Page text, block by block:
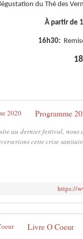
du Thé des
À partir de
16h30:
Programme
au dernier festival,
cette crise
https://
Livre O Coeur